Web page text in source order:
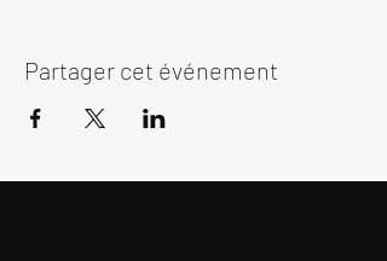
Partager cet événement